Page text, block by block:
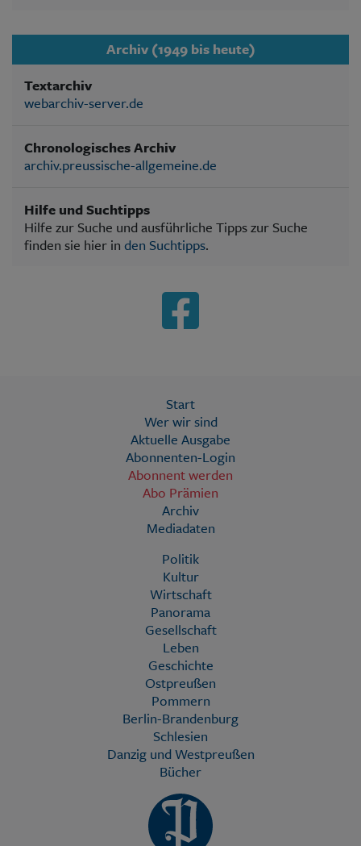
Archiv (1949 bis heute)
Textarchiv
webarchiv-server.de
Chronologisches Archiv
archiv.preussische-allgemeine.de
Hilfe und Suchtipps
Hilfe zur Suche und ausführliche Tipps zur Suche
finden sie hier in den Suchtipps.
Start
Wer wir sind
Aktuelle Ausgabe
Abonnenten-Login
Abonnent werden
Abo Prämien
Archiv
Mediadaten
Politik
Kultur
Wirtschaft
Panorama
Gesellschaft
Leben
Geschichte
Ostpreußen
Pommern
Berlin-Brandenburg
Schlesien
Danzig und Westpreußen
Bücher